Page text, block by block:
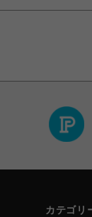
カテゴリ